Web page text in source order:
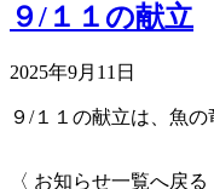
９/１１の献立
2025年9月11日
９/１１の献立は、魚
〈 お知らせ一覧へ戻る